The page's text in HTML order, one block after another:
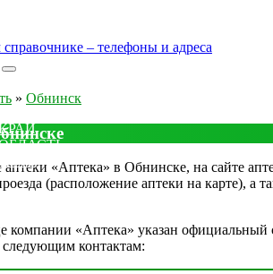
– телефоны и адреса
» Обнинск
«Аптека» в Обнинске, на сайте
(расположение аптеки на карте),
компании «Аптека» указан официальный
контактам: